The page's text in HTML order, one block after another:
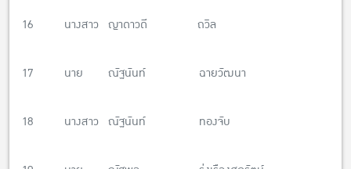
16 นางสาว ญาดาวดี ถวิล
17 นาย ณัฐนันท์ ฉายวัฒนา
18 นางสาว ณัฐนันท์ ทองจับ